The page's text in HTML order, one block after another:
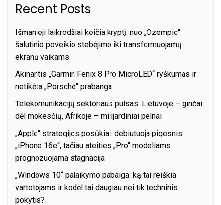
Recent Posts
Išmanieji laikrodžiai keičia kryptį: nuo „Ozempic“
šalutinio poveikio stebėjimo iki transformuojamų
ekranų vaikams
Akinantis „Garmin Fenix 8 Pro MicroLED“ ryškumas ir
netikėta „Porsche“ prabanga
Telekomunikacijų sektoriaus pulsas: Lietuvoje – ginčai
dėl mokesčių, Afrikoje – milijardiniai pelnai
„Apple“ strategijos posūkiai: debiutuoja pigesnis
„iPhone 16e“, tačiau ateities „Pro“ modeliams
prognozuojama stagnacija
„Windows 10“ palaikymo pabaiga: ką tai reiškia
vartotojams ir kodėl tai daugiau nei tik techninis
pokytis?